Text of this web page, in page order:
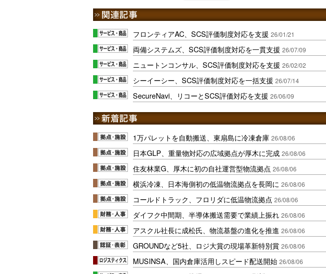
フロンティアAC、SCS評価制度対応を支援 26/01/21
両備システムズ、SCS評価制度対応を一貫支援 26/07/09
ニュートンコンサル、SCS評価制度対応を支援 26/02/02
シーイーシー、SCS評価制度対応を一括支援 26/07/14
SecureNavi、リコーとSCS評価対応を支援 26/06/09
1万パレットを自動搬送、東扇島に冷凍倉庫 26/08/06
日本GLP、重量物対応の広域拠点が厚木に完成 26/08/06
住友林業G、厚木に初の自社運営型物流拠点 26/08/06
横浜冷凍、日本海側初の低温物流拠点を長岡に 26/08/06
コールドトラック、フロリダに低温物流拠点 26/08/06
ダイフク中間期、半導体搬送需要で業績上振れ 26/08/06
アスクル社長に成松氏、物流基盤の進化を推進 26/08/06
GROUNDなど5社、ロジ大賞の現場革新特別賞 26/08/06
MUSINSA、国内倉庫活用しスピード配送開始 26/08/06